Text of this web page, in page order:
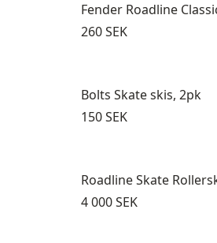
Fender Roadline
Pris:
260 SEK
Bolts Skate skis, 2pk
Pris:
150 SEK
Roadline Skate
Pris:
4 000 SEK